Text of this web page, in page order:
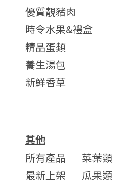
優質靚豬肉
時令水果&禮盒
精品蛋類
養生湯包
新鮮香草
其他
所有產品
菜葉類
最新上架
瓜果類